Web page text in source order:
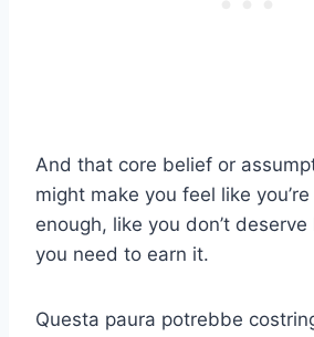
And that core belief or
might make you feel like
enough, like you don’t
you need to earn it.
Questa paura potrebbe